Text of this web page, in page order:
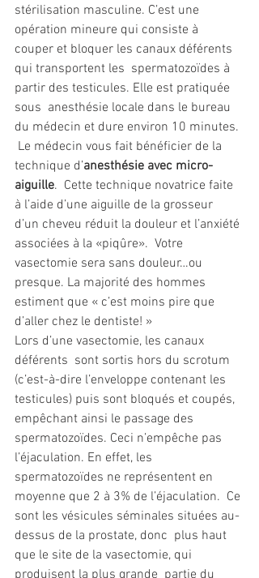
stérilisation masculine. C’est une
opération mineure qui consiste à
couper et bloquer les canaux déférents
qui transportent les  spermatozoïdes à
partir des testicules. Elle est pratiquée
sous  anesthésie locale dans le bureau
du médecin et dure environ 10 minutes.
Le médecin vous fait bénéficier de la
technique d’anesthésie avec micro-
aiguille.  Cette technique novatrice faite
à l’aide d’une aiguille de la grosseur
d’un cheveu réduit la douleur et l’anxiété
associées à la «piqûre».  Votre
vasectomie sera sans douleur…ou
presque. La majorité des hommes
estiment que « c’est moins pire que
d’aller chez le dentiste! »
Lors d’une vasectomie, les canaux
déférents  sont sortis hors du scrotum
(c’est-à-dire l’enveloppe contenant les
testicules) puis sont bloqués et coupés,
empêchant ainsi le passage des
spermatozoïdes. Ceci n’empêche pas
l’éjaculation. En effet, les
spermatozoïdes ne représentent en
moyenne que 2 à 3% de l’éjaculation.  Ce
sont les vésicules séminales situées au-
dessus de la prostate, donc  plus haut
que le site de la vasectomie, qui
produisent la plus grande  partie du